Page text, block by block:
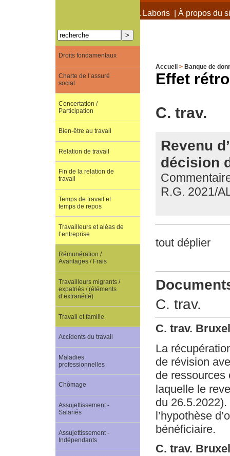
À propos de Terra Laboris| À propos du
Accueil > Banque de
Effet
C. trav.
Revenu
décision
R.G. 2021/
tout déplier
C. trav.
C. trav.
La
de révision
de ressources
laquelle le
du
l’hypothèse
bénéficiaire.
C. trav.
Droits fondamentaux
Charte de l’assuré
social
Concertation /
Participation
Bien-être au travail
Relation de travail
Fin de la relation de
travail
Temps de travail et
temps de repos
Travailleurs et aléas de
l’entreprise
Rémunération /
Avantages / Frais
Travailleurs migrants /
expatriés / (éléments
d’extranéité)
Travail et famille
Accidents du travail
Maladies
professionnelles
Chômage
Assujettissement -
Salariés
Assujettissement -
Indépendants